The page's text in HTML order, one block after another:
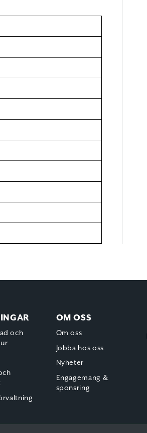
och
OM OSS
Om oss
Jobba hos oss
Nyheter
Engagemang &
sponsring